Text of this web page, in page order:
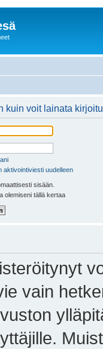
kuin voit lainata
aktivointiviesti uudelleen
sisään.
olemiseni tällä kertaa
vain